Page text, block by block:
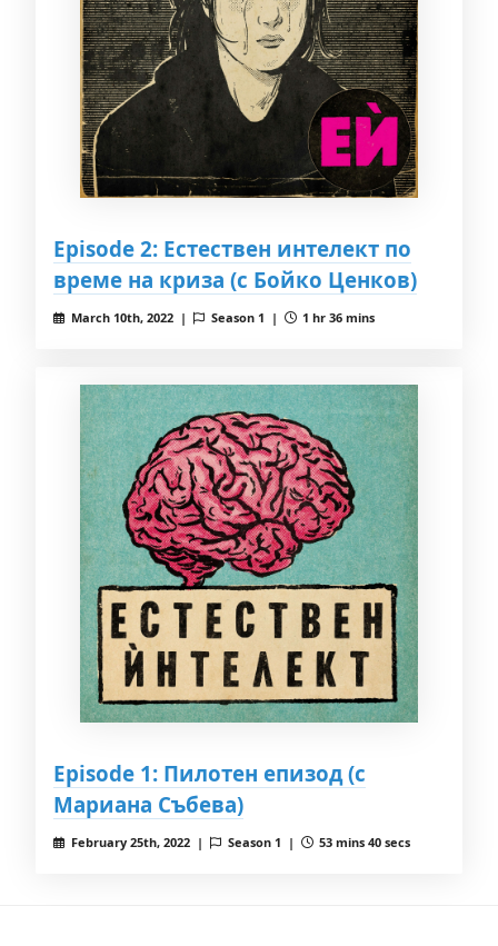
Episode 2: Естествен интелект по
време на криза (с Бойко Ценков)
March 10th, 2022 | Season 1 | 1 hr 36 mins
Episode 1: Пилотен епизод (с
Мариана Събева)
February 25th, 2022 | Season 1 | 53 mins 40 secs